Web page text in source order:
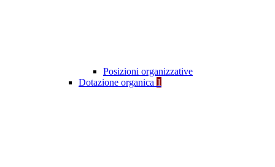
Posizioni organizzative
Dotazione organica 1